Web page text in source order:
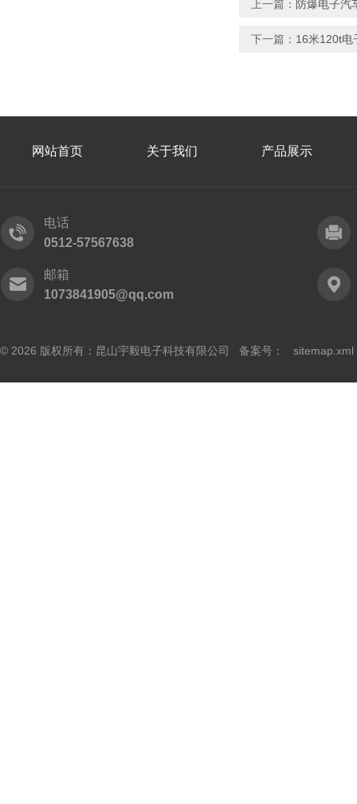
上一篇： 防爆电子汽
下一篇： 16米120t电
网站首页 关于我们 产品展示
电话
0512-57567638
邮箱
1073841905@qq.com
© 2026 版权所有：昆山宇毅电子科技有限公司 备案号： sitemap.xml